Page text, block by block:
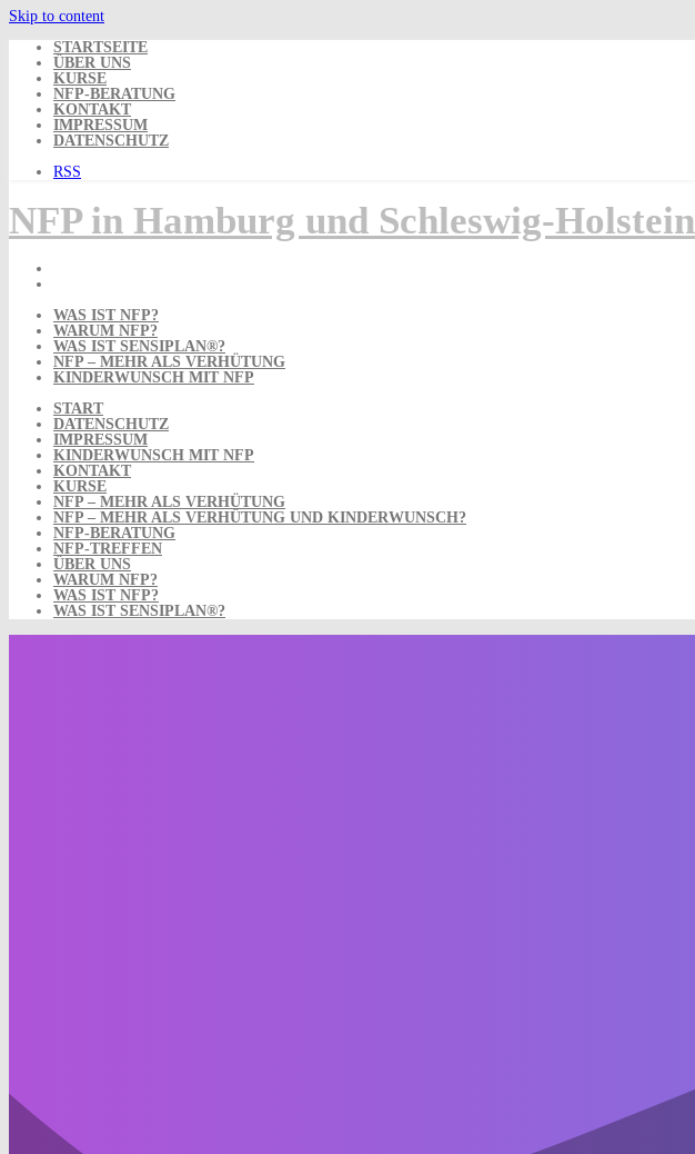
Skip to content
STARTSEITE
ÜBER UNS
KURSE
NFP-BERATUNG
KONTAKT
IMPRESSUM
DATENSCHUTZ
RSS
NFP in Hamburg und Schleswig-Holstein
WAS IST NFP?
WARUM NFP?
WAS IST SENSIPLAN®?
NFP – MEHR ALS VERHÜTUNG
KINDERWUNSCH MIT NFP
START
DATENSCHUTZ
IMPRESSUM
KINDERWUNSCH MIT NFP
KONTAKT
KURSE
NFP – MEHR ALS VERHÜTUNG
NFP – MEHR ALS VERHÜTUNG UND KINDERWUNSCH?
NFP-BERATUNG
NFP-TREFFEN
ÜBER UNS
WARUM NFP?
WAS IST NFP?
WAS IST SENSIPLAN®?